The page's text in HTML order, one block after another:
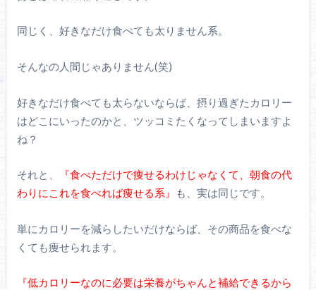
同じく、好きなだけ食べても太りません系。
そんなの人間じゃありません(笑)
好きなだけ食べても太らないならば、摂り過ぎたカロリー
はどこにいったのかと、ツッコミたくなってしまいますよ
ね？
それと、
『食べただけで痩せるわけじゃなくて、朝食の代
わりにこれを食べれば痩せる系』
も、実は同じです。
単にカロリーを減らしたいだけならば、その商品を食べな
くても痩せられます。
『低カロリーなのに必要は栄養がちゃんと補給できるから